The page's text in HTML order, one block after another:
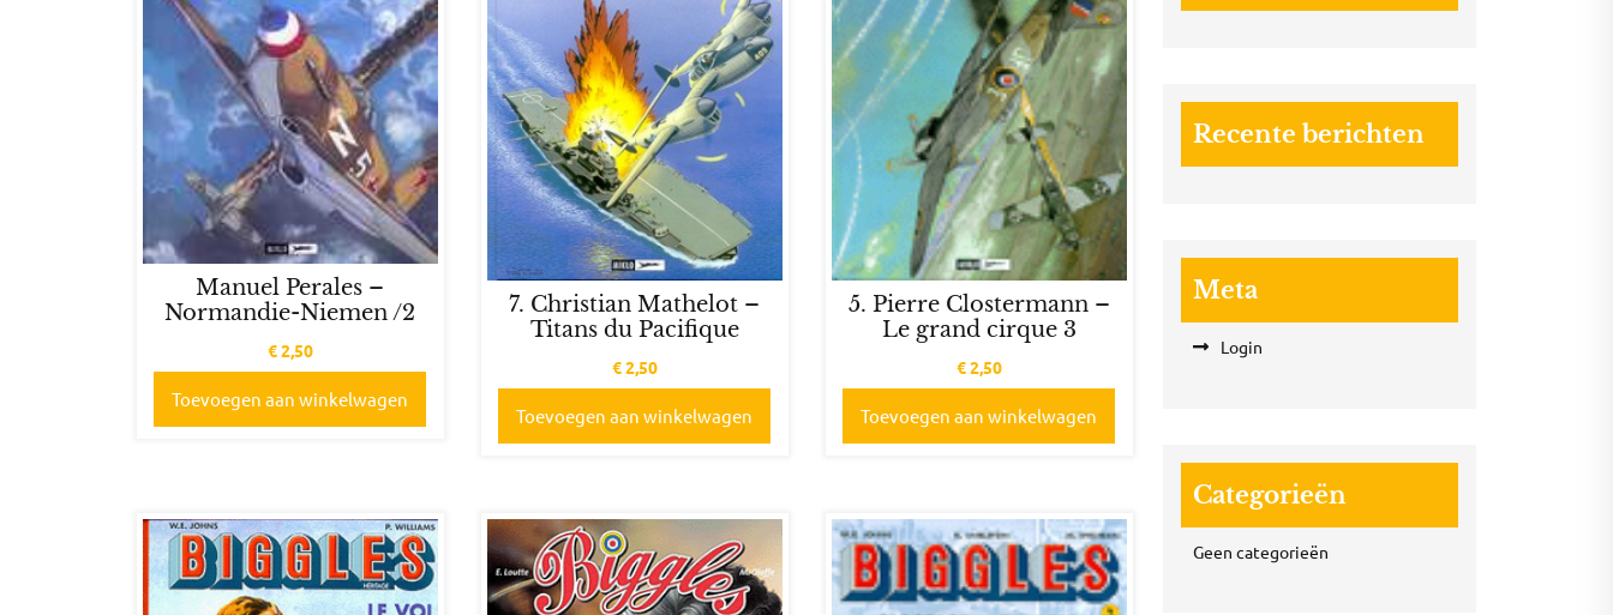
Manuel Perales –
Normandie-Niemen /2
€2,50
Toevoegen aan winkelwagen
7. Christian Mathelot –
Titans du Pacifique
€2,50
Toevoegen aan winkelwagen
5. Pierre Clostermann –
Le grand cirque 3
€2,50
Toevoegen aan winkelwagen
Recente berichten
Meta
Login
Categorieën
Geen categorieën